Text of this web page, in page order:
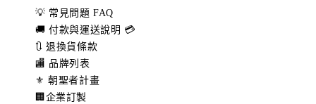
💡 常見問題 FAQ
🚚 付款與運送說明 💳
🔃 退換貨條款
🏬 品牌列表
⚜️ 朝聖者計畫
🏢企業訂製